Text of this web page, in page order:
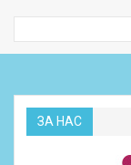
ЗА НАС